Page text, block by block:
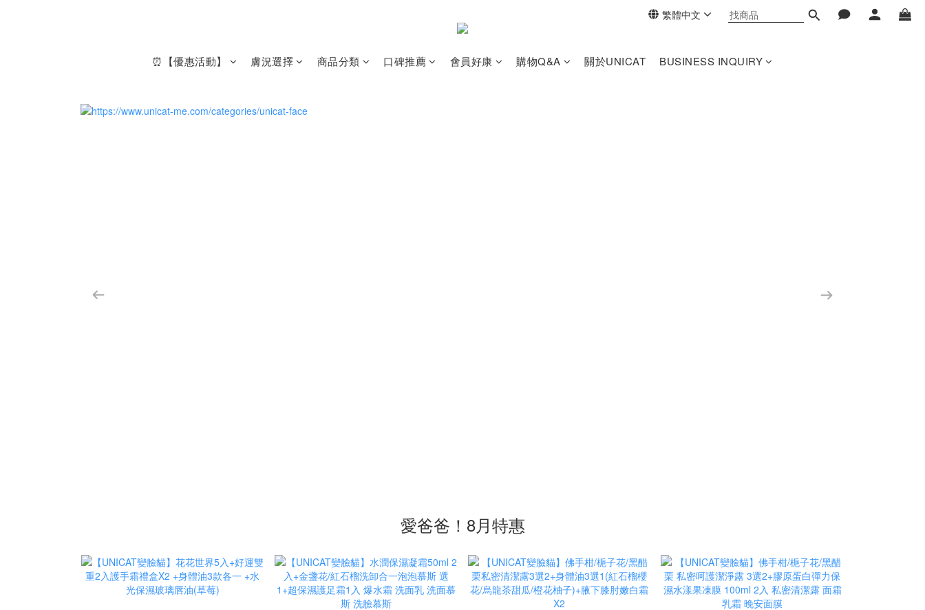
繁體中文
⏰【優惠活動】 膚況選擇 商品分類 口碑推薦 會員好康 購物Q&A 關於UNICAT BUSINESS INQUIRY
愛爸爸！8月特惠